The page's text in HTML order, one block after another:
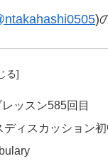
)
ッスン585回目
ディスカッション